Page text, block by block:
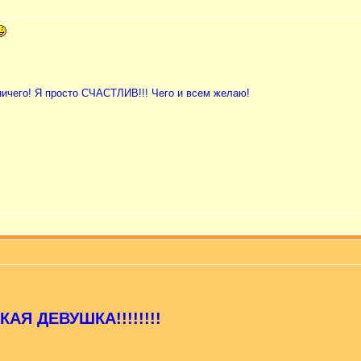
ничего! Я просто СЧАСТЛИВ!!! Чего и всем желаю!
ДЕВУШКА!!!!!!!!